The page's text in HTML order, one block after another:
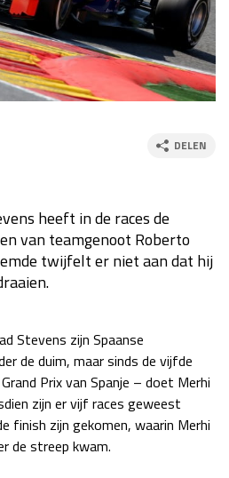
za 13:00 - 15:00
2026 23 - 25 okt
za 22:00 - 23:00
zo 21:00 - 23:00
06 - 08 nov
za 19:00 - 20:00
zo 18:00 - 20:00
2026 20 - 22 nov
04 - 06 dec
DELEN
heeft in de races de
van teamgenoot Roberto
twijfelt er niet aan dat hij
Stevens zijn Spaanse
de duim, maar sinds de vijfde
Prix van Spanje – doet Merhi
zijn er vijf races geweest
finish zijn gekomen, waarin Merhi
de streep kwam.